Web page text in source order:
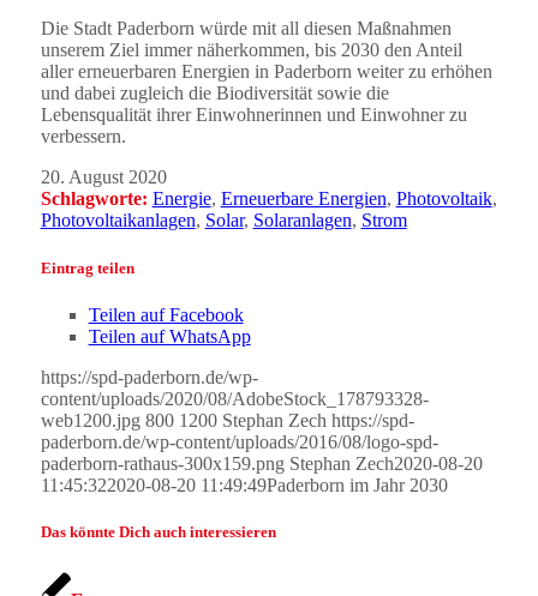
Die Stadt Paderborn würde mit all diesen Maßnahmen
unserem Ziel immer näherkommen, bis 2030 den Anteil
aller erneuerbaren Energien in Paderborn weiter zu erhöhen
und dabei zugleich die Biodiversität sowie die
Lebensqualität ihrer Einwohnerinnen und Einwohner zu
verbessern.
20. August 2020
Schlagworte: Energie, Erneuerbare Energien, Photovoltaik,
Photovoltaikanlagen, Solar, Solaranlagen, Strom
Eintrag teilen
Teilen auf Facebook
Teilen auf WhatsApp
https://spd-paderborn.de/wp-
content/uploads/2020/08/AdobeStock_178793328-
web1200.jpg 800 1200 Stephan Zech https://spd-
paderborn.de/wp-content/uploads/2016/08/logo-spd-
paderborn-rathaus-300x159.png Stephan Zech2020-08-20
11:45:322020-08-20 11:49:49Paderborn im Jahr 2030
Das könnte Dich auch interessieren